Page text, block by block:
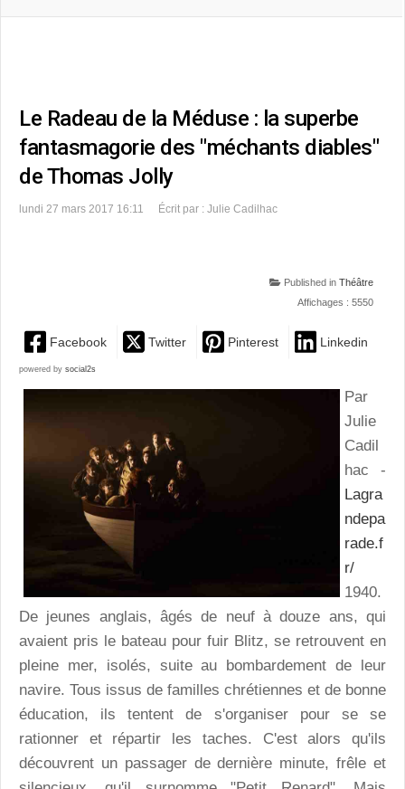
Le Radeau de la Méduse : la superbe
fantasmagorie des "méchants diables"
de Thomas Jolly
lundi 27 mars 2017 16:11 Écrit par : Julie Cadilhac
Published in Théâtre
Affichages : 5550
Facebook Twitter Pinterest Linkedin
powered by social2s
Par
Julie
Cadil
hac -
Lagra
ndepa
rade.f
r/
1940.
De jeunes anglais, âgés de neuf à douze ans, qui
avaient pris le bateau pour fuir Blitz, se retrouvent en
pleine mer, isolés, suite au bombardement de leur
navire. Tous issus de familles chrétiennes et de bonne
éducation, ils tentent de s'organiser pour se se
rationner et répartir les taches. C'est alors qu'ils
découvrent un passager de dernière minute, frêle et